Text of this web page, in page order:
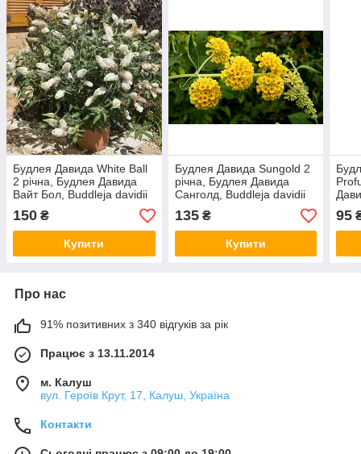
Будлея Давида White Ball
2 річна, Будлея Давида
Вайт Бол, Buddleja davidii
White Ball
150 ₴
Купити
Будлея Давида Sungold 2
річна, Будлея Давида
Санголд, Buddleja davidii
Sungold
135₴
Купити
95
Про нас
91% позитивних з 340 відгуків за рік
Працює з 13.11.2014
м. Калуш
вул. Героїв Крут, 17, Калуш, Україна
Контакти